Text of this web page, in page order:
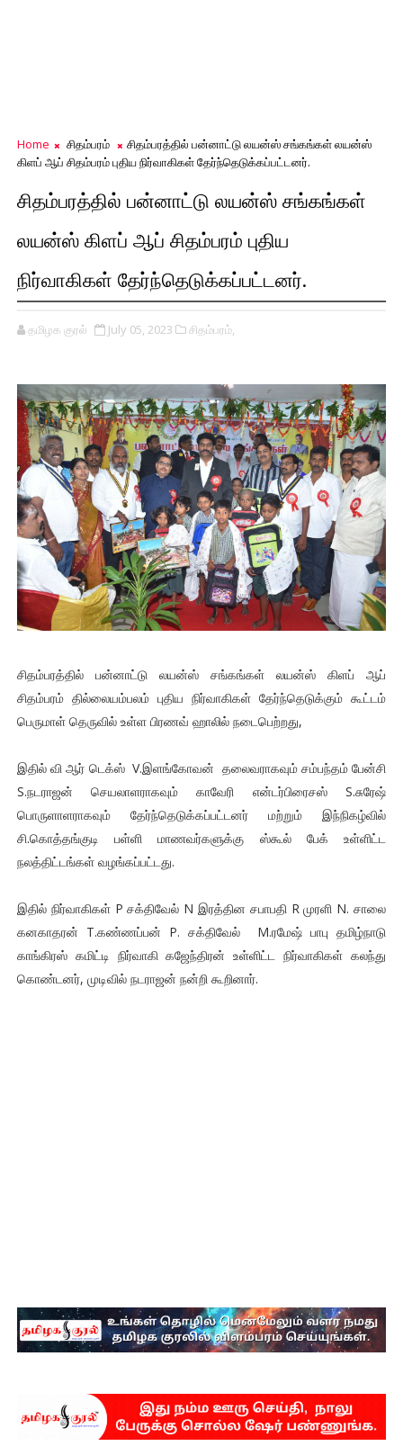
Home சிதம்பரம்
சிதம்பரத்தில் பன்னாட்டு லயன்ஸ் சங்கங்கள் லயன்ஸ்
கிளப் ஆப் சிதம்பரம் புதிய நிர்வாகிகள் தேர்ந்தெடுக்கப்பட்டனர்.
சிதம்பரத்தில் பன்னாட்டு லயன்ஸ் சங்கங்கள்
லயன்ஸ் கிளப் ஆப் சிதம்பரம் புதிய
நிர்வாகிகள் தேர்ந்தெடுக்கப்பட்டனர்.
தமிழக குரல் July 05, 2023 சிதம்பரம்,
சிதம்பரத்தில் பன்னாட்டு லயன்ஸ் சங்கங்கள் லயன்ஸ் கிளப் ஆப்
சிதம்பரம் தில்லையம்பலம் புதிய நிர்வாகிகள் தேர்ந்தெடுக்கும் கூட்டம்
பெருமாள் தெருவில் உள்ள பிரணவ் ஹாலில் நடைபெற்றது,
இதில் வி ஆர் டெக்ஸ் V.இளங்கோவன் தலைவராகவும் சம்பந்தம் பேன்சி
S.நடராஜன் செயலாளராகவும் காவேரி என்டர்பிரைசஸ் S.சுரேஷ்
பொருளாளராகவும் தேர்ந்தெடுக்கப்பட்டனர் மற்றும் இந்நிகழ்வில்
சி.கொத்தங்குடி பள்ளி மாணவர்களுக்கு ஸ்கூல் பேக் உள்ளிட்ட
நலத்திட்டங்கள் வழங்கப்பட்டது.
இதில் நிர்வாகிகள் P சக்திவேல் N இரத்தின சபாபதி R முரளி N. சாலை
கனகாதரன் T.கண்ணப்பன் P. சக்திவேல் M.ரமேஷ் பாபு தமிழ்நாடு
காங்கிரஸ் கமிட்டி நிர்வாகி கஜேந்திரன் உள்ளிட்ட நிர்வாகிகள் கலந்து
கொண்டனர், முடிவில் நடராஜன் நன்றி கூறினார்.